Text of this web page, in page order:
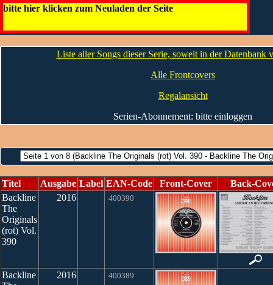
bitte hier klicken zum Neuladen der Seite
Backline
Liste aller Songs dieser Serie, soweit in der Datenbank
Alle Frontcovers
Regalansicht
Serien-Abonnement: bitte einloggen
Titel Ausgabe Label EAN-Code Front-Cover
Back-
Backline
The
Originals
(rot) Vol.
390
2016 400390
Backline
2016 400389